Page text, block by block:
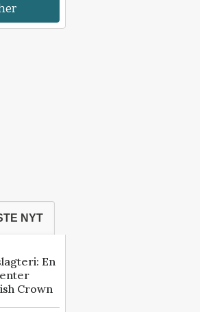
NYT
En
Crown